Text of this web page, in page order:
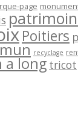
page
Poitiers
recyclage
a long tricot